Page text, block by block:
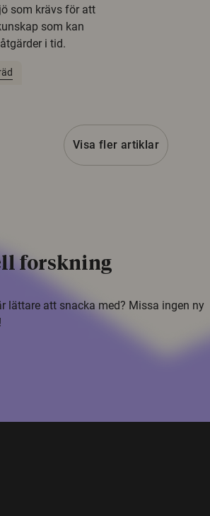
som krävs för att
som kan
i tid.
Visa fler artiklar
forskning
lättare att snacka med? Missa ingen ny